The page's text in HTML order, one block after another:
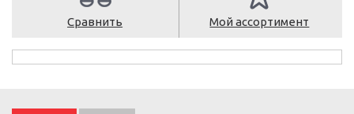
Сравнить Мой ассортимент